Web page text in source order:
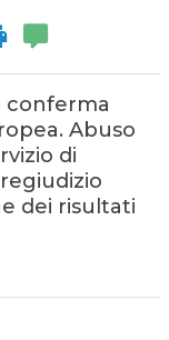
conferma
Abuso
di
dei risultati